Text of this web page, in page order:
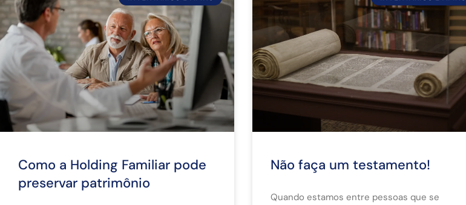
Como a Holding Familiar pode
preservar patrimônio
Não faça um testamento!
Quando estamos entre pessoas que se